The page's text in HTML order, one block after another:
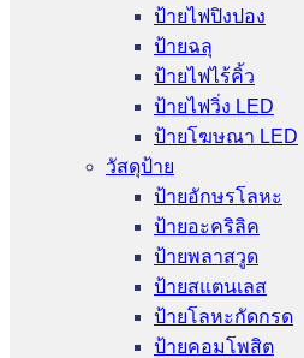
ป้ายไฟปิงปอง
ป้ายฉลุ
ป้ายไฟไร้คิ้ว
ป้ายไฟวิ่ง LED
ป้ายโฆษณา LED
วัสดุป้าย
ป้ายอักษรโลหะ
ป้ายอะคริลิค
ป้ายพลาสวูด
ป้ายสแตนเลส
ป้ายโลหะกัดกรด
ป้ายคอมโพสิต